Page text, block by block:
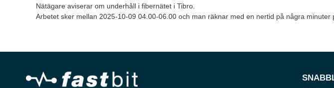
Nätägare aviserar om underhåll i fibernätet i Tibro.
Arbetet sker mellan 2025-10-09 04.00-06.00 och man räknar med en nertid på några minuter